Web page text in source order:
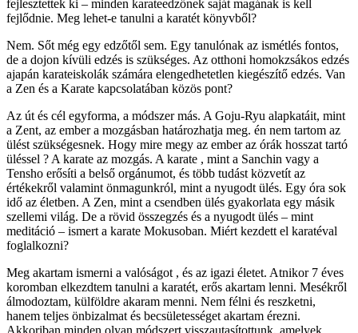
fejlesztettek ki – minden karateedzőnek saját magának is kell
fejlődnie. Meg lehet-e tanulni a karatét könyvből?
Nem. Sőt még egy edzőtől sem. Egy tanulónak az ismétlés fontos,
de a dojon kívüli edzés is szükséges. Az otthoni homokzsákos edzés
ajapán karateiskolák számára elengedhetetlen kiegészítő edzés. Van
a Zen és a Karate kapcsolatában közös pont?
Az út és cél egyforma, a módszer más. A Goju-Ryu alapkatáit, mint
a Zent, az ember a mozgásban határozhatja meg. én nem tartom az
ülést szükségesnek. Hogy mire megy az ember az órák hosszat tartó
üléssel ? A karate az mozgás. A karate , mint a Sanchin vagy a
Tensho erősíti a belső orgánumot, és több tudást közvetít az
értékekről valamint önmagunkról, mint a nyugodt ülés. Egy óra sok
idő az életben. A Zen, mint a csendben ülés gyakorlata egy másik
szellemi világ. De a rövid összegzés és a nyugodt ülés – mint
meditáció – ismert a karate Mokusoban. Miért kezdett el karatéval
foglalkozni?
Meg akartam ismerni a valóságot , és az igazi életet. Atnikor 7 éves
koromban elkezdtem tanulni a karatét, erős akartam lenni. Mesékről
álmodoztam, külföldre akaram menni. Nem félni és reszketni,
hanem teljes önbizalmat és becsületességet akartam érezni.
Akkoriban minden olyan módszert visszautasítottunk, amelyek